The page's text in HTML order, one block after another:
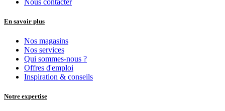
En savoir plus
Nos magasins
Nos services
Qui sommes-nous ?
Offres d'emploi
Inspiration & conseils
Notre expertise